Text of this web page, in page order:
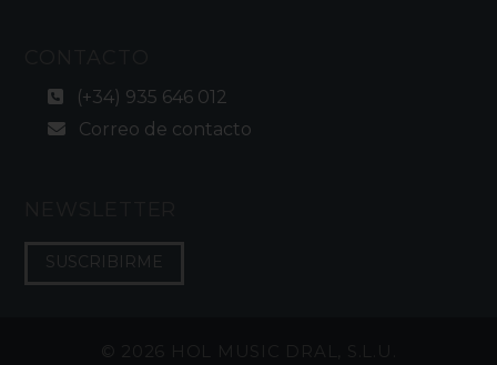
(+34) 935 646 012
Correo de contacto
SUSCRIBIRME